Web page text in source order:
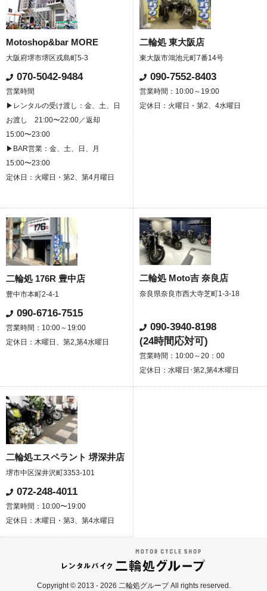
Motoshop&bar MORE
大阪府堺市堺区戎島町5-3
070-5042-9484
営業時間
▶レンタルの受け渡し：金、土、日
お渡し 21:00〜22:00／返却
15:00〜23:00
▶BAR営業：金、土、日、月
15:00〜23:00
定休日：火曜日・第2、第4月曜日
二輪処 東大阪店
東大阪市鴻池元町7番14号
090-7552-8403
営業時間：10:00～19:00
定休日：火曜日・第2、4水曜日
二輪処 176R 豊中店
豊中市本町2-4-1
090-6716-7515
営業時間：10:00～19:00
定休日：木曜日、第2,第4水曜日
二輪処 Moto吉 奈良店
奈良県奈良市西大寺芝町1-3-18
090-3940-8198
(24時間応対可)
営業時間：10:00～20：00
定休日：水曜日･第2,第4木曜日
二輪処エスペラント 堺深井店
堺市中区深井沢町3353-101
072-248-4011
営業時間：10:00〜19:00
定休日：木曜日・第3、第4水曜日
Copyright © 2013 - 2026 二輪処グループ All rights reserved.